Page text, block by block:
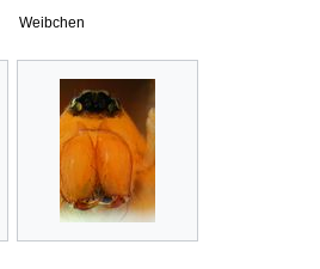
Weibchen